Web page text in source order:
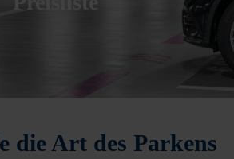
die Art des Parkens